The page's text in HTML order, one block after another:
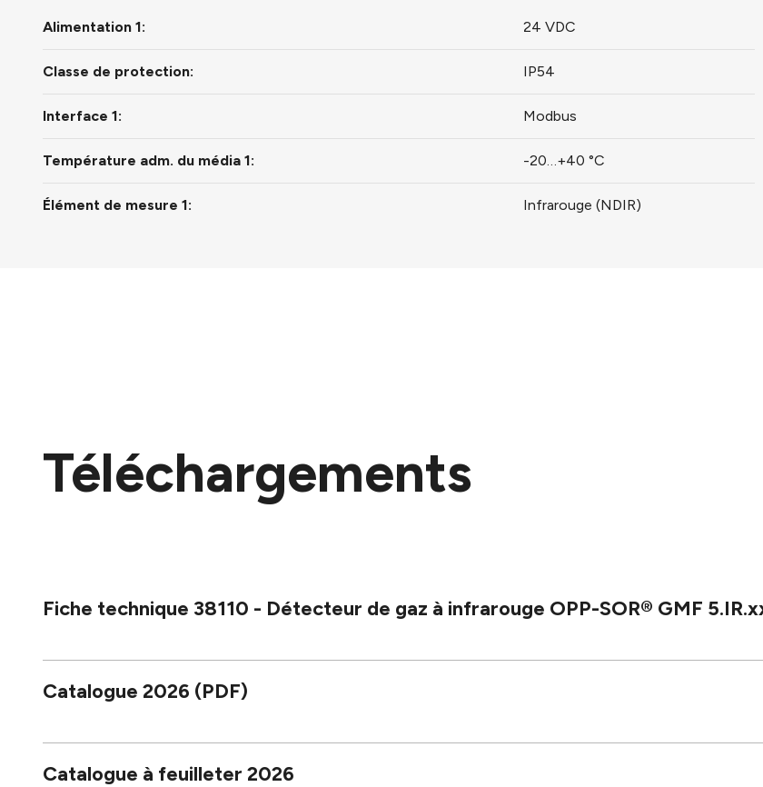
Alimentation 1: 24 VDC
Classe de protection: IP54
Interface 1: Modbus
Température adm. du média 1: -20…+40 °C
Élément de mesure 1: Infrarouge (NDIR)
Téléchargements
Fiche technique 38110 - Détecteur de gaz à infrarouge OPP-SOR® GMF
Catalogue 2026 (PDF)
Catalogue à feuilleter 2026